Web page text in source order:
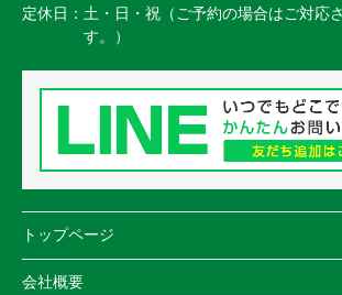
定休日： 土・日・祝（ご予約の場合はご対応
す。）
トップページ
会社概要